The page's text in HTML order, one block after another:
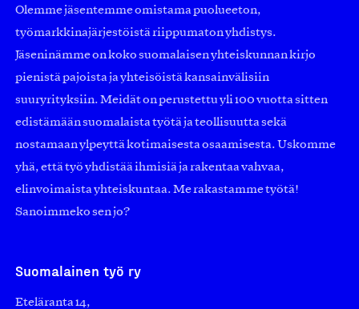
Olemme jäsentemme omistama puolueeton,
työmarkkinajärjestöistä riippumaton yhdistys.
Jäseninämme on koko suomalaisen yhteiskunnan kirjo
pienistä pajoista ja yhteisöistä kansainvälisiin
suuryrityksiin. Meidät on perustettu yli 100 vuotta sitten
edistämään suomalaista työtä ja teollisuutta sekä
nostamaan ylpeyttä kotimaisesta osaamisesta. Uskomme
yhä, että työ yhdistää ihmisiä ja rakentaa vahvaa,
elinvoimaista yhteiskuntaa. Me rakastamme työtä!
Sanoimmeko sen jo?
Suomalainen työ ry
Eteläranta 14,